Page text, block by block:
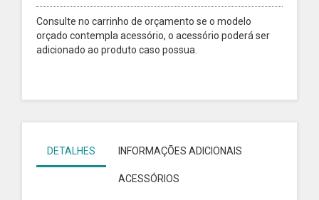
Consulte no carrinho de orçamento se o modelo
orçado contempla acessório, o acessório poderá ser
adicionado ao produto caso possua.
DETALHES INFORMAÇÕES ADICIONAIS
ACESSÓRIOS